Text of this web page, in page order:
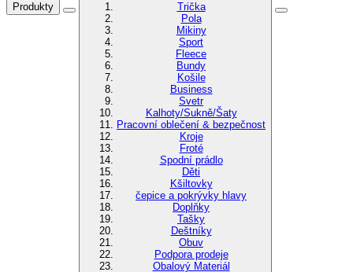
Produkty
Trička
Pola
Mikiny
Sport
Fleece
Bundy
Košile
Business
Svetr
Kalhoty/Sukně/Šaty
Pracovní oblečení & bezpečnost
Kroje
Froté
Spodní prádlo
Děti
Kšiltovky
čepice a pokrývky hlavy
Doplňky
Tašky
Deštníky
Obuv
Podpora prodeje
Obalový Materiál